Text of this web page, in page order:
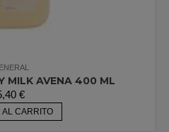
MILK AVENA 400 ML
€
AL CARRITO